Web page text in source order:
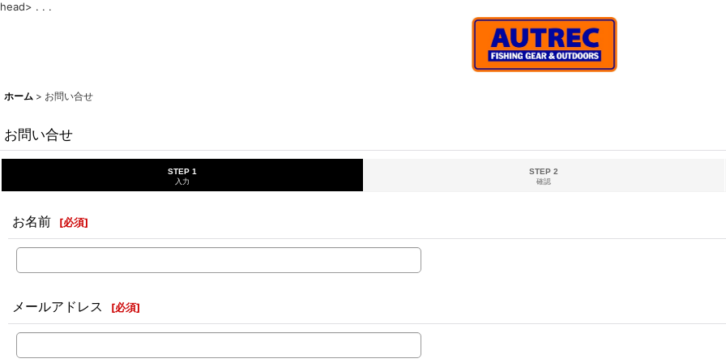
head> . . .
ホーム > お問い合せ
お問い合せ
STEP 1
入力
STEP 2
確認
お名前 [必須]
メールアドレス [必須]